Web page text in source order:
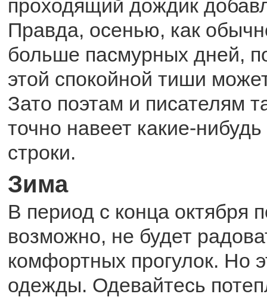
проходящий дождик
Правда, осенью, как
больше пасмурных дней,
этой спокойной тиши
Зато поэтам и писателям
точно навеет какие-
строки.
Зима
В период с конца октября
возможно, не будет
комфортных прогулок. Но
одежды. Одевайтесь